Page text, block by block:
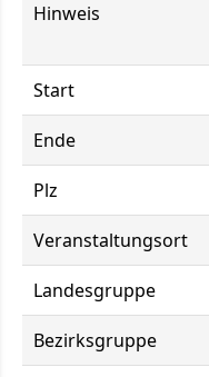
Hinweis
Start
Ende
Plz
Veranstaltungsort
Landesgruppe
Bezirksgruppe